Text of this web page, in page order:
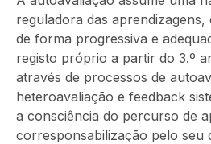
reguladora das
de forma progressiva e
registo próprio a partir do 3.º
através de processos de
heteroavaliação e feedback
a consciência do percurso de
corresponsabilização pelo seu